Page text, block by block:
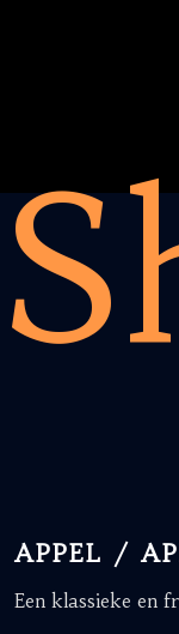
APPEL /
Een klassieke en